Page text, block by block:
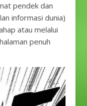
pendek dan
informasi dunia)
atau melalui
penuh